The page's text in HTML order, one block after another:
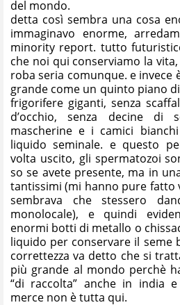
del mondo.
detta così sembra una cosa
immaginavo enorme,
minority report. tutto
che noi qui conserviamo la
roba seria comunque. e invece
grande come un quinto piano
frigorifere giganti, senza
d’occhio, senza decine di
mascherine e i camici
liquido seminale. e questo
volta uscito, gli spermatozoi
so se avete presente, ma in
tantissimi (mi hanno pure fatto
sembrava che stessero
monolocale), e quindi
enormi botti di metallo o
liquido per conservare il seme
correttezza va detto che si
più grande al mondo perchè
“di raccolta” anche in india
merce non è tutta qui.